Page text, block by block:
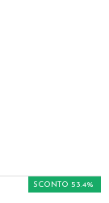
SCONTO 53.4%